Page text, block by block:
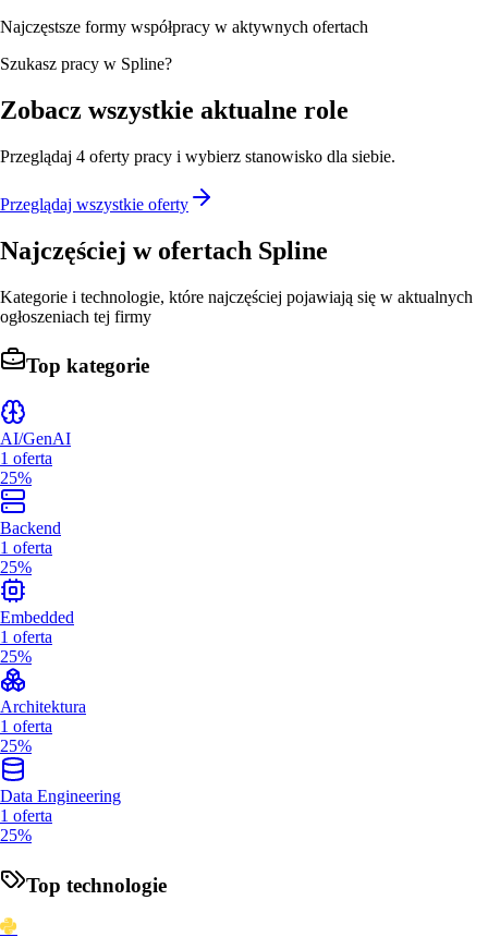
Najczęstsze formy współpracy w aktywnych ofertach
Szukasz pracy w Spline?
Zobacz wszystkie aktualne role
Przeglądaj 4 oferty pracy i wybierz stanowisko dla siebie.
Przeglądaj wszystkie oferty
Najczęściej w ofertach Spline
Kategorie i technologie, które najczęściej pojawiają się w aktualnych
ogłoszeniach tej firmy
Top kategorie
AI/GenAI
1 oferta
25%
Backend
1 oferta
25%
Embedded
1 oferta
25%
Architektura
1 oferta
25%
Data Engineering
1 oferta
25%
Top technologie